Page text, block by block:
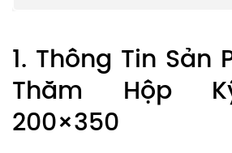
1. Thông Tin Sản
Thăm Hộp
200×350